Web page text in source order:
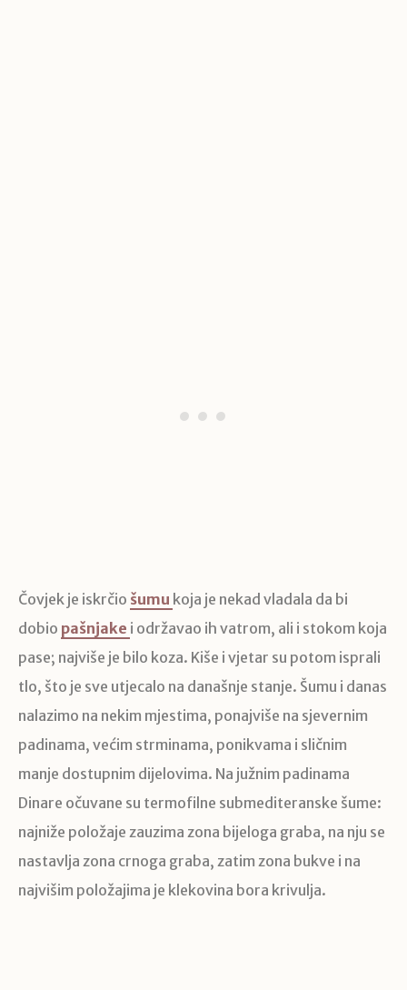
Čovjek je iskrčio šumu koja je nekad vladala da bi
dobio pašnjake i održavao ih vatrom, ali i stokom koja
pase; najviše je bilo koza. Kiše i vjetar su potom isprali
tlo, što je sve utjecalo na današnje stanje. Šumu i danas
nalazimo na nekim mjestima, ponajviše na sjevernim
padinama, većim strminama, ponikvama i sličnim
manje dostupnim dijelovima. Na južnim padinama
Dinare očuvane su termofilne submediteranske šume:
najniže položaje zauzima zona bijeloga graba, na nju se
nastavlja zona crnoga graba, zatim zona bukve i na
najvišim položajima je klekovina bora krivulja.